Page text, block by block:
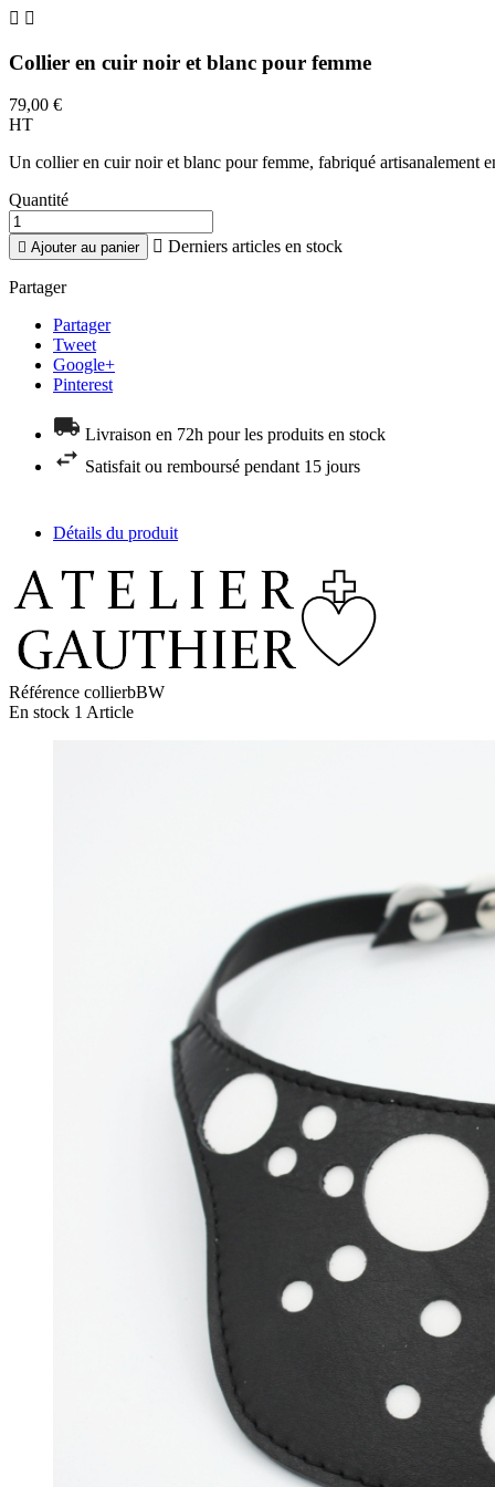
 
Collier en cuir noir et blanc pour femme
79,00 €
HT
Un collier en cuir noir et blanc pour femme, fabriqué artisanalement
Quantité
 Ajouter au panier  Derniers articles en stock
Partager
Partager
Tweet
Google+
Pinterest
Livraison en 72h pour les produits en stock
Satisfait ou remboursé pendant 15 jours
Détails du produit
Référence collierbBW
En stock 1 Article